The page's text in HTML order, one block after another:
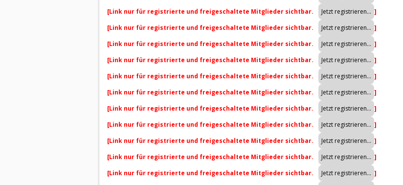
[Link nur für registrierte und freigeschaltete Mitglieder sichtbar.
]
[Link nur für registrierte und freigeschaltete Mitglieder sichtbar.
]
[Link nur für registrierte und freigeschaltete Mitglieder sichtbar.
]
[Link nur für registrierte und freigeschaltete Mitglieder sichtbar.
]
[Link nur für registrierte und freigeschaltete Mitglieder sichtbar.
]
[Link nur für registrierte und freigeschaltete Mitglieder sichtbar.
]
[Link nur für registrierte und freigeschaltete Mitglieder sichtbar.
]
[Link nur für registrierte und freigeschaltete Mitglieder sichtbar.
]
[Link nur für registrierte und freigeschaltete Mitglieder sichtbar.
]
[Link nur für registrierte und freigeschaltete Mitglieder sichtbar.
]
[Link nur für registrierte und freigeschaltete Mitglieder sichtbar.
]